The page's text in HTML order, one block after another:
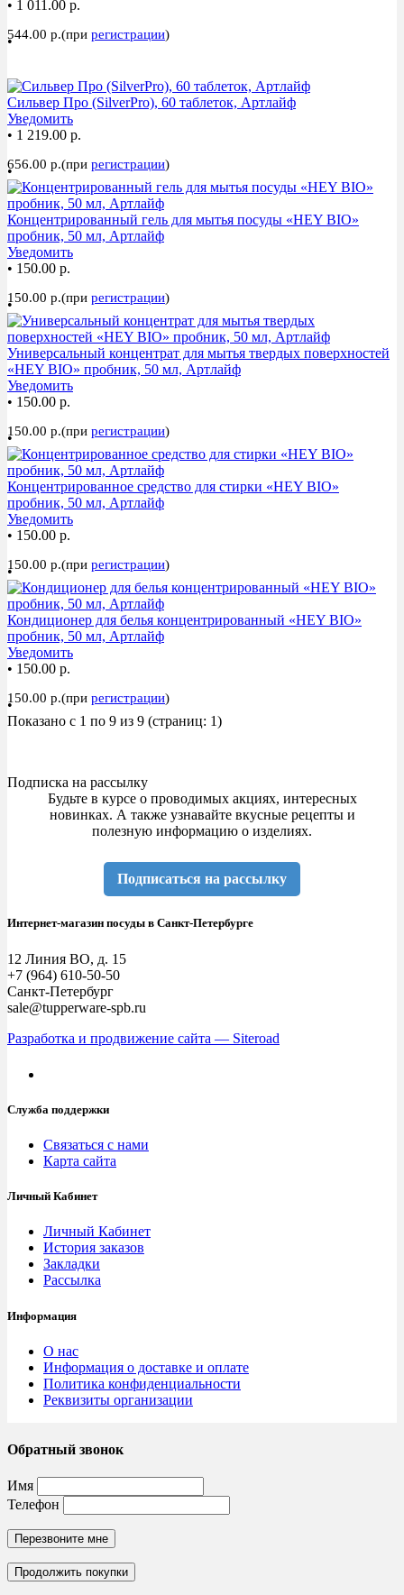
• 1 011.00 р.
544.00 р.(при регистрации)
•
Сильвер Про (SilverPro), 60 таблеток, Артлайф
Уведомить
• 1 219.00 р.
656.00 р.(при регистрации)
•
Концентрированный гель для мытья посуды «HEY BIO»
пробник, 50 мл, Артлайф
Уведомить
• 150.00 р.
150.00 р.(при регистрации)
•
Универсальный концентрат для мытья твердых поверхностей
«HEY BIO» пробник, 50 мл, Артлайф
Уведомить
• 150.00 р.
150.00 р.(при регистрации)
•
Концентрированное средство для стирки «HEY BIO»
пробник, 50 мл, Артлайф
Уведомить
• 150.00 р.
150.00 р.(при регистрации)
•
Кондиционер для белья концентрированный «HEY BIO»
пробник, 50 мл, Артлайф
Уведомить
• 150.00 р.
150.00 р.(при регистрации)
•
Показано с 1 по 9 из 9 (страниц: 1)
Подписка на рассылку
Будьте в курсе о проводимых акциях, интересных
новинках. А также узнавайте вкусные рецепты и
полезную информацию о изделиях.
Подписаться на рассылку
Интернет-магазин посуды в Санкт-Петербурге
12 Линия ВО, д. 15
+7 (964) 610-50-50
Санкт-Петербург
sale@tupperware-spb.ru
Разработка и продвижение сайта — Siteroad
Служба поддержки
Связаться с нами
Карта сайта
Личный Кабинет
Личный Кабинет
История заказов
Закладки
Рассылка
Информация
О нас
Информация о доставке и оплате
Политика конфиденциальности
Реквизиты организации
Обратный звонок
Имя
Телефон
Перезвоните мне
Продолжить покупки